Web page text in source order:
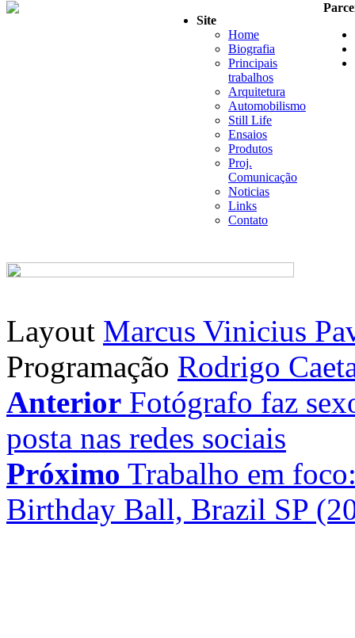
Site
Home
Biografia
Principais
trabalhos
Arquitetura
Automobilismo
Still Life
Ensaios
Produtos
Proj.
Comunicação
Noticias
Links
Contato
Layout Marcus Vinicius
Programação Rodrigo
Anterior Fotógrafo faz
posta nas redes sociais
Próximo Trabalho em
Birthday Ball, Brazil SP